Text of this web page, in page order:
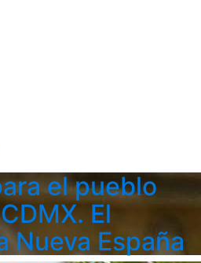
el pueblo
El
Nueva España